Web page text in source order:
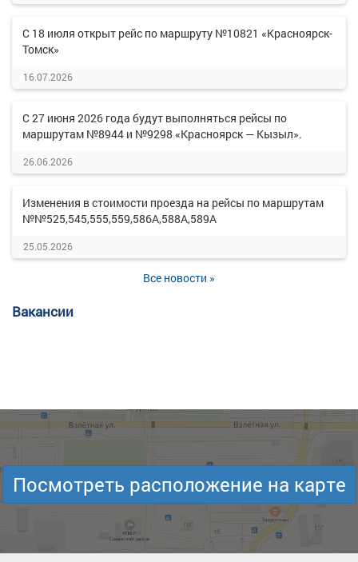
С 18 июля открыт рейс по маршруту №10821 «Красноярск-
Томск»
16.07.2026
С 27 июня 2026 года будут выполняться рейсы по
маршрутам №8944 и №9298 «Красноярск — Кызыл».
26.06.2026
Изменения в стоимости проезда на рейсы по маршрутам
№№525,545,555,559,586А,588А,589А
25.05.2026
Все новости »
Вакансии
Посмотреть расположение на карте